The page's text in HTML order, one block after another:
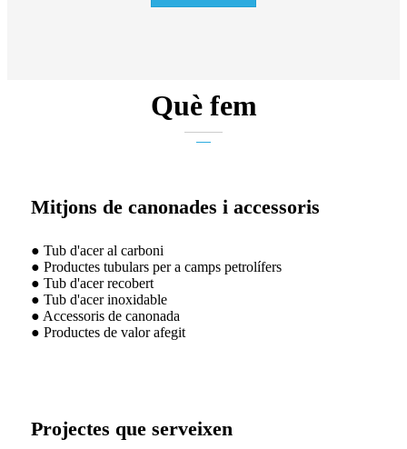
Què fem
Mitjons de canonades i accessoris
● Tub d'acer al carboni
● Productes tubulars per a camps petrolífers
● Tub d'acer recobert
● Tub d'acer inoxidable
● Accessoris de canonada
● Productes de valor afegit
Projectes que serveixen